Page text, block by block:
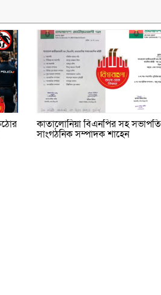
কাতালোনিয়া বিএনপির সহ
সাংগঠনিক সম্পাদক শাহেন